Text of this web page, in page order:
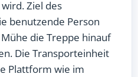
Ziel des
benutzende Person
die Treppe hinauf
Die Transporteinheit
Plattform wie im